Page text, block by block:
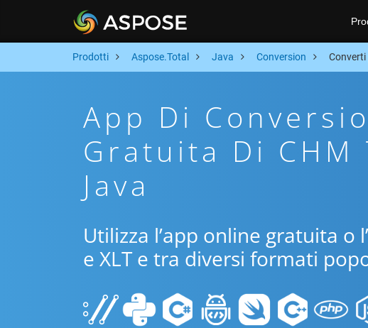
Prodotti Aspose.Total Java Conversion Converti
App Di
Gratuita Di CHM
Java
Utilizza l’app online gratuita o
e XLT e tra diversi formati